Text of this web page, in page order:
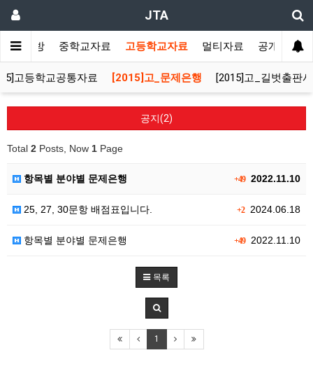
JTA
사랑방 중학교자료 고등학교자료 멀티자료 공개자료
고등학교공통자료 [2015]고_문제은행 [2015]고_길벗출판사
공지(2)
Total 2 Posts, Now 1 Page
+492022.11.10
항목별 분야별 문제은행
+22024.06.18
25, 27, 30문항 배점표입니다.
+492022.11.10
항목별 분야별 문제은행
목록
1